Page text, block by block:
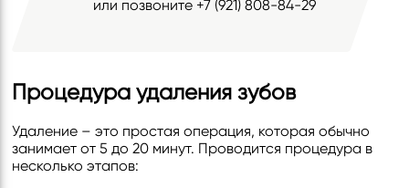
или позвоните +7 (921) 808-84-29
Процедура удаления зубов
Удаление – это простая операция, которая обычно
занимает от 5 до 20 минут. Проводится процедура в
несколько этапов: